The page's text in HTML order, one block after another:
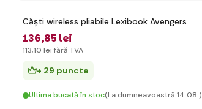
Căști wireless pliabile Lexibook Avengers
136,85 lei
113,10 lei fără TVA
+ 29 puncte
Ultima bucată în stoc(La dumneavoastră 14.08.)